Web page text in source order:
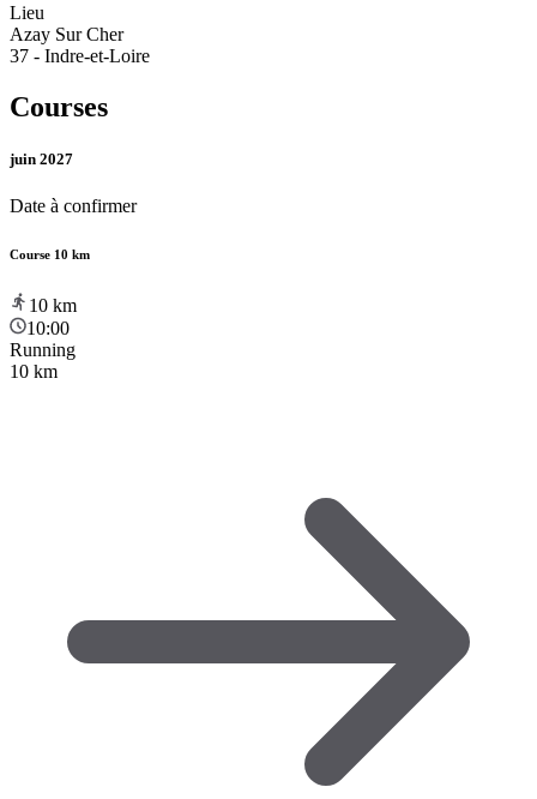
Lieu
Azay Sur Cher
37 - Indre-et-Loire
Courses
juin 2027
Date à confirmer
Course 10 km
10 km
10:00
Running
10 km